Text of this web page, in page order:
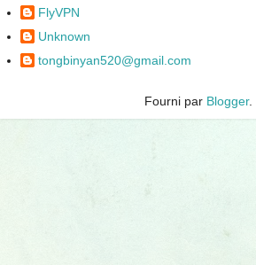
FlyVPN
Unknown
tongbinyan520@gmail.com
Fourni par Blogger.